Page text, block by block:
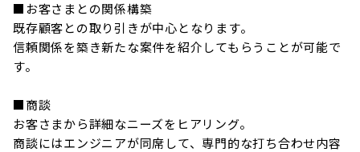
■お客さまとの関係構築
既存顧客との取り引きが中心となります。
信頼関係を築き新たな案件を紹介してもらうことが可能で
す。
■商談
お客さまから詳細なニーズをヒアリング。
商談にはエンジニアが同席して、専門的な打ち合わせ内容